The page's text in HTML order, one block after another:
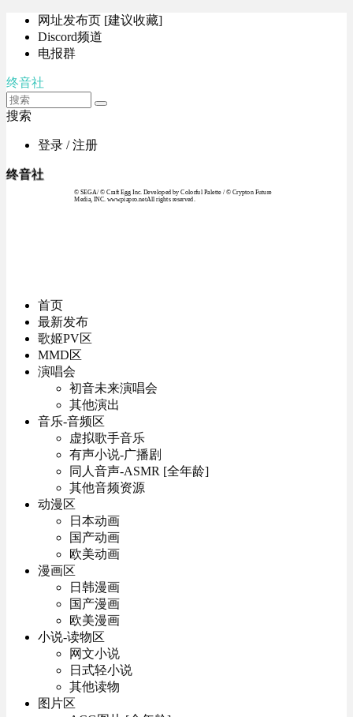
网址发布页 [建议收藏]
Discord频道
电报群
终音社
搜索
登录 / 注册
终音社
© SEGA / © Craft Egg Inc. Developed by Colorful Palette / © Crypton Future
Media, INC. www.piapro.netAll rights reserved.
首页
最新发布
歌姬PV区
MMD区
演唱会
初音未来演唱会
其他演出
音乐-音频区
虚拟歌手音乐
有声小说-广播剧
同人音声-ASMR [全年龄]
其他音频资源
动漫区
日本动画
国产动画
欧美动画
漫画区
日韩漫画
国产漫画
欧美漫画
小说-读物区
网文小说
日式轻小说
其他读物
图片区